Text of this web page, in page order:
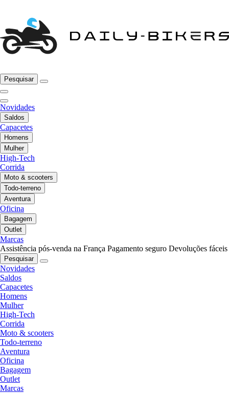
Pesquisar
Novidades
Saldos
Capacetes
Homens
Mulher
High-Tech
Corrida
Moto & scooters
Todo-terreno
Aventura
Oficina
Bagagem
Outlet
Marcas
Assistência pós-venda na França Pagamento seguro Devoluções fáceis
Pesquisar
Novidades
Saldos
Capacetes
Homens
Mulher
High-Tech
Corrida
Moto & scooters
Todo-terreno
Aventura
Oficina
Bagagem
Outlet
Marcas